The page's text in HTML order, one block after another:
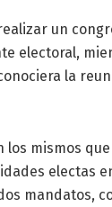
un
electoral,
la
mismos
electas
mandatos,